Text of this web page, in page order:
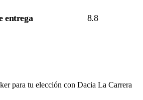
entrega 8.8
para tu elección con Dacia La Carrera